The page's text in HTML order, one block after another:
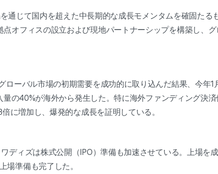
を通じて国内を超えた中長期的な成長モメンタムを確固た
オフィスの設立および現地パートナーシップを構築し、
ローバル市場の初期需要を成功的に取り込んだ結果、今年
量の40%が海外から発生した。特に海外ファンディング決
に増加し、爆発的な成長を証明している。
ディズは株式公開（IPO）準備も加速させている。上場を
場準備も完了した。